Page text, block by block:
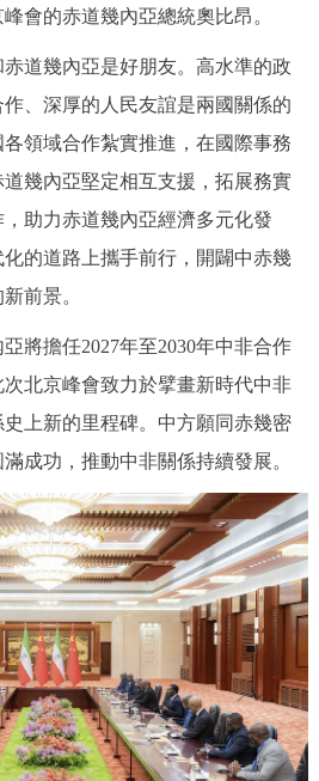
陽光政務
我要諮詢 我要建議
圖説北京 視頻北京
한국어 日本語
FRANÇAIS РУССКИЙ ЯЗЫК
العربية PORTUGUÊS
會的赤道幾內亞總統奧比昂。
幾內亞是好朋友。高水準的政
、深厚的人民友誼是兩國關係的
領域合作紮實推進，在國際事務
幾內亞堅定相互支援，拓展務實
助力赤道幾內亞經濟多元化發
的道路上攜手前行，開闢中赤幾
前景。
擔任2027年至2030年中非合作
北京峰會致力於擘畫新時代中非
上新的里程碑。中方願同赤幾密
成功，推動中非關係持續發展。